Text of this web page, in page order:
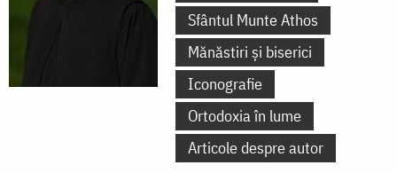
Sfântul Munte Athos
Mănăstiri și biserici
Iconografie
Ortodoxia în lume
Articole despre autor